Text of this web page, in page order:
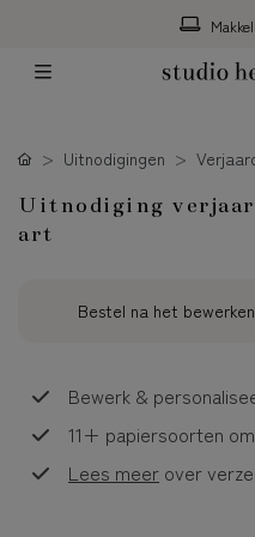
Uitnodigingen
Uitnodiging
art
Bestel na het
Bewerk &
11+ papiersoorten
Lees meer over